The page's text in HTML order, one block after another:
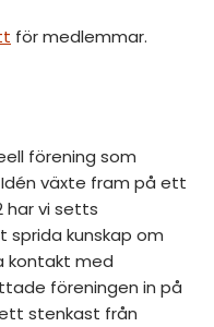
för medlemmar.
förening som
växte fram på ett
har vi setts
kunskap om
kontakt med
föreningen in på
stenkast från